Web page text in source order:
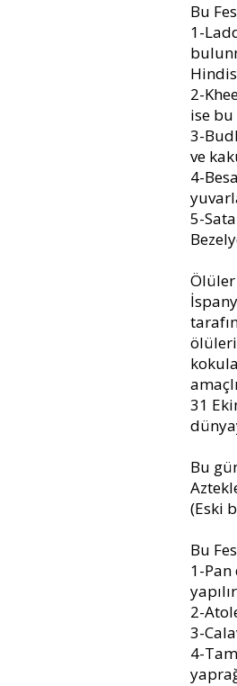
Bu
1-
2-
ise
3-
ve
4-
5-
Ölüler
31
Bu
(Eski
Bu
1-
2-
3-
4-